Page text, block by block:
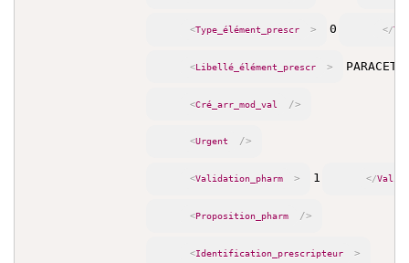
<Type_élément_prescr > 0 </
<Libellé_élément_prescr >
<Cré_arr_mod_val />
<Urgent />
<Validation_pharm > 1 </
<Proposition_pharm />
<Identification_prescripteur >